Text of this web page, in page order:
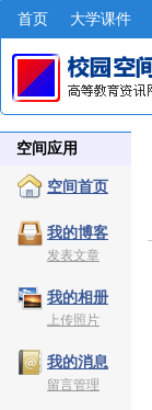
首页 大学课件
空间应用
空间首页
我的博客
发表文章
我的相册
上传照片
我的消息
留言管理